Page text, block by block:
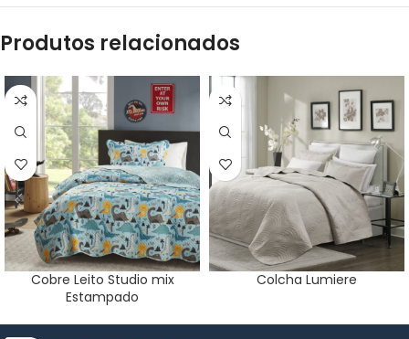
Produtos relacionados
Cobre Leito Studio mix
Estampado
Colcha Lumiere